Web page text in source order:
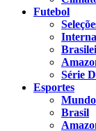
Futebol
Série D
Esportes
Mundo
Brasil